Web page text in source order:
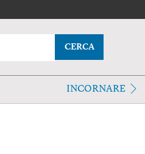
CERCA
INCORNARE